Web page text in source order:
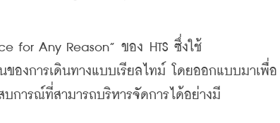
Any Reason” ของ HTS ซึ่งใช้
ของการเดินทางแบบเรียลไทม์ โดยออกแบบมาเพื่อ
บการณ์ที่สามารถบริหารจัดการได้อย่างมี